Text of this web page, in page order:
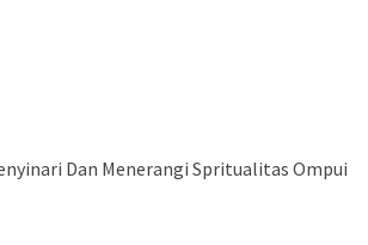
Dan Menerangi Spritualitas Ompui